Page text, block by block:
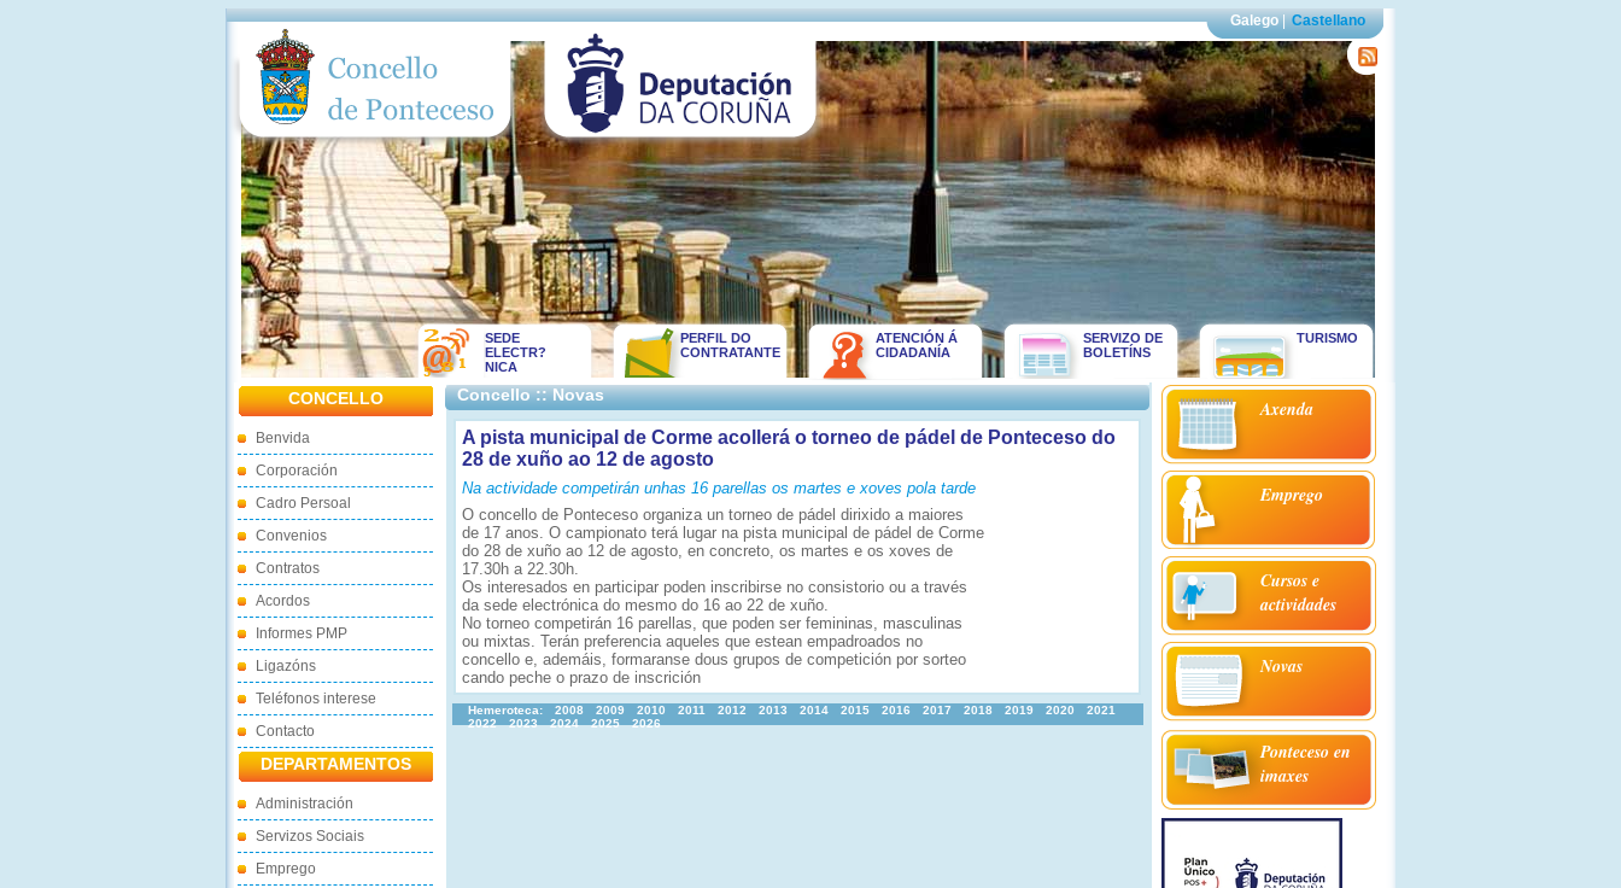
Galego| Castellano
SEDE
ELECTR?
NICA
PERFIL DO
CONTRATANTE
ATENCIÓN Á
CIDADANÍA
SERVIZO DE
BOLETÍNS
TURISMO
CONCELLO
Benvida
Corporación
Cadro Persoal
Convenios
Contratos
Acordos
Informes PMP
Ligazóns
Teléfonos interese
Contacto
DEPARTAMENTOS
Administración
Servizos Sociais
Emprego
Concello :: Novas
A pista municipal de Corme acollerá o torneo de pádel de Ponteceso do
28 de xuño ao 12 de agosto
Na actividade competirán unhas 16 parellas os martes e xoves pola tarde
O concello de Ponteceso organiza un torneo de pádel dirixido a maiores
de 17 anos. O campionato terá lugar na pista municipal de pádel de Corme
do 28 de xuño ao 12 de agosto, en concreto, os martes e os xoves de
17.30h a 22.30h.
Os interesados en participar poden inscribirse no consistorio ou a través
da sede electrónica do mesmo do 16 ao 22 de xuño.
No torneo competirán 16 parellas, que poden ser femininas, masculinas
ou mixtas. Terán preferencia aqueles que estean empadroados no
concello e, ademáis, formaranse dous grupos de competición por sorteo
cando peche o prazo de inscrición
Hemeroteca: 2008 2009 2010 2011 2012 2013 2014 2015 2016 2017 2018 2019 2020
2021
2022
2023 2024 2025 2026
Axenda
Emprego
Cursos e
actividades
Novas
Ponteceso en
imaxes